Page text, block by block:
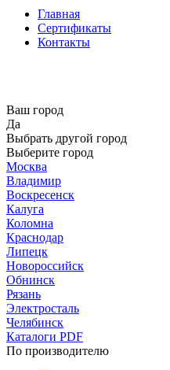
Главная
Сертификаты
Контакты
Ваш город
Да
Выбрать другой город
Выберите город
Москва
Владимир
Воскресенск
Калуга
Коломна
Краснодар
Липецк
Новороссийск
Обнинск
Рязань
Электросталь
Челябинск
Каталоги PDF
По производителю